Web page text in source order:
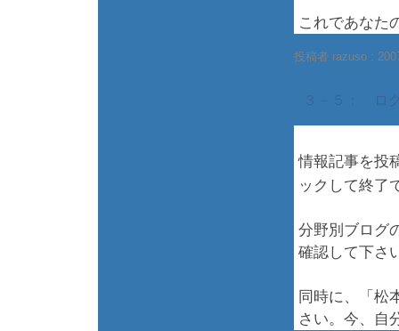
これであなた
投稿者 razuso :
情報記事を投
ックして終了
分野別ブログ
確認して下さ
同時に、「松
さい。今、自